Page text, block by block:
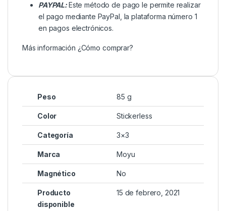
PAYPAL:Este método de pago le permite realizar
el pago mediante PayPal, la plataforma número 1
en pagos electrónicos.
Más información ¿Cómo comprar?
Peso 85 g
Color Stickerless
Categoría 3×3
Marca Moyu
Magnético No
Producto
disponible
15 de febrero, 2021